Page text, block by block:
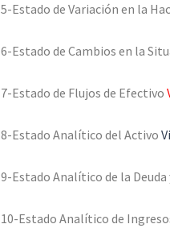
5-Estado de Variación en la
6-Estado de Cambios en la
7-Estado de Flujos de Efectivo
8-Estado Analítico del Activo
9-Estado Analítico de la Deuda
10-Estado Analítico de